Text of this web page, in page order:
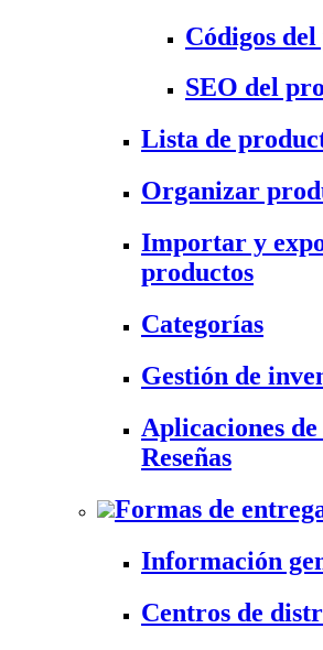
Códigos
SEO del
Lista de
Organizar
Importar y
productos
Categorías
Gestión de
Aplicaciones
Reseñas
Formas de
Información
Centros de